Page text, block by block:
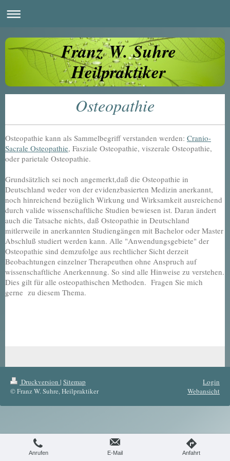
Franz W. Suhre
Heilpraktiker
Osteopathie
Osteopathie kann als Sammelbegriff verstanden werden: Cranio-
Sacrale Osteopathie, Fasziale Osteopathie, viszerale Osteopathie,
oder parietale Osteopathie.
Grundsätzlich sei noch angemerkt,daß die Osteopathie in
Deutschland weder von der evidenzbasierten Medizin anerkannt,
noch hinreichend bezüglich Wirkung und Wirksamkeit ausreichend
durch valide wissenschaftliche Studien bewiesen ist. Daran ändert
auch die Tatsache nichts, daß Osteopathie in Deutschland
mitlerweile in anerkannten Studiengängen mit Bachelor oder Master
Abschluß studiert werden kann. Alle "Anwendungsgebiete" der
Osteopathie sind demzufolge aus rechtlicher Sicht derzeit
Beobachtungen einzelner Therapeuthen ohne Anspruch auf
wissenschaftliche Anerkennung. So sind alle Hinweise zu verstehen.
Dies gilt für alle osteopathischen Methoden. Fragen Sie mich
gerne zu diesem Thema.
Druckversion | Sitemap
© Franz W. Suhre, Heilpraktiker
Login
Webansicht
Anrufen E-Mail Anfahrt